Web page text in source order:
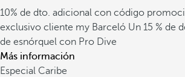
10% de dto. adicional con código
exclusivo cliente my Barceló Un 15 % de
de esnórquel con Pro Dive
Más información
Especial Caribe